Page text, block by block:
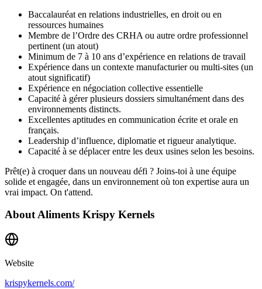
Baccalauréat en relations industrielles, en droit ou en
ressources humaines
Membre de l’Ordre des CRHA ou autre ordre professionnel
pertinent (un atout)
Minimum de 7 à 10 ans d’expérience en relations de travail
Expérience dans un contexte manufacturier ou multi-sites (un
atout significatif)
Expérience en négociation collective essentielle
Capacité à gérer plusieurs dossiers simultanément dans des
environnements distincts.
Excellentes aptitudes en communication écrite et orale en
français.
Leadership d’influence, diplomatie et rigueur analytique.
Capacité à se déplacer entre les deux usines selon les besoins.
Prêt(e) à croquer dans un nouveau défi ? Joins-toi à une équipe
solide et engagée, dans un environnement où ton expertise aura un
vrai impact. On t'attend.
AboutAliments Krispy Kernels
Website
krispykernels.com/